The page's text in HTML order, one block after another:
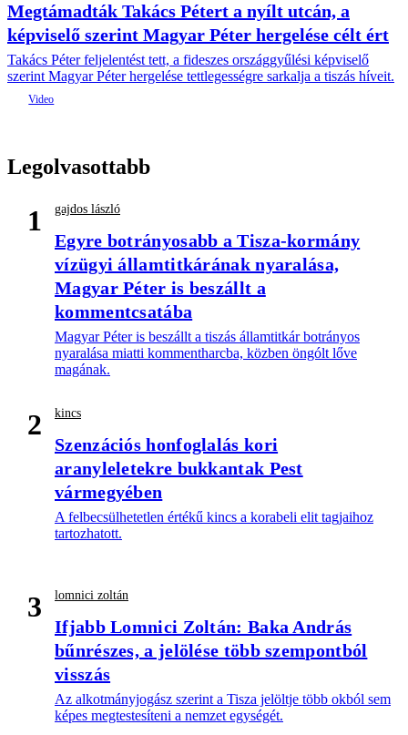
Megtámadták Takács Pétert a nyílt utcán, a
képviselő szerint Magyar Péter hergelése célt ért
Takács Péter feljelentést tett, a fideszes országgyűlési képviselő
szerint Magyar Péter hergelése tettlegességre sarkalja a tiszás híveit.
Legolvasottabb
1 gajdos lászló
Egyre botrányosabb a Tisza-kormány
vízügyi államtitkárának nyaralása,
Magyar Péter is beszállt a
kommentcsatába
Magyar Péter is beszállt a tiszás államtitkár botrányos
nyaralása miatti kommentharcba, közben öngólt lőve
magának.
2 kincs
Szenzációs honfoglalás kori
aranyleletekre bukkantak Pest
vármegyében
A felbecsülhetetlen értékű kincs a korabeli elit tagjaihoz
tartozhatott.
3 lomnici zoltán
Ifjabb Lomnici Zoltán: Baka András
bűnrészes, a jelölése több szempontból
visszás
Az alkotmányjogász szerint a Tisza jelöltje több okból sem
képes megtestesíteni a nemzet egységét.